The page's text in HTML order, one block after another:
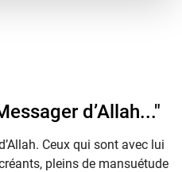
d’Allah..."
Ceux qui sont avec lui
pleins de mansuétude